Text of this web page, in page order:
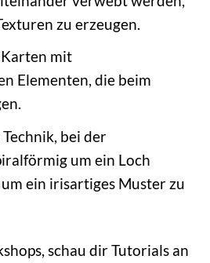
zu erzeugen.
Karten mit
Elementen, die beim
Technik, bei der
um ein Loch
ein irisartiges Muster zu
schau dir Tutorials an